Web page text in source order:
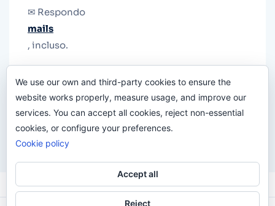
✉ Respondo
mails
, incluso.
le quiten el teléfono.
We use our own and third-party cookies to ensure the
website works properly, measure usage, and improve our
services. You can accept all cookies, reject non-essential
cookies, or configure your preferences.
Cookie policy
Accept all
Reject